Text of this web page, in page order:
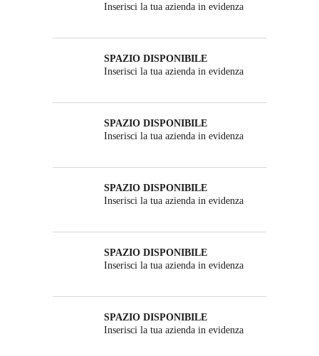
Inserisci la tua azienda in evidenza
SPAZIO DISPONIBILE
Inserisci la tua azienda in evidenza
SPAZIO DISPONIBILE
Inserisci la tua azienda in evidenza
SPAZIO DISPONIBILE
Inserisci la tua azienda in evidenza
SPAZIO DISPONIBILE
Inserisci la tua azienda in evidenza
SPAZIO DISPONIBILE
Inserisci la tua azienda in evidenza